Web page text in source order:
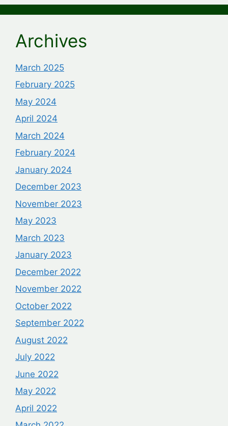
Archives
March 2025
February 2025
May 2024
April 2024
March 2024
February 2024
January 2024
December 2023
November 2023
May 2023
March 2023
January 2023
December 2022
November 2022
October 2022
September 2022
August 2022
July 2022
June 2022
May 2022
April 2022